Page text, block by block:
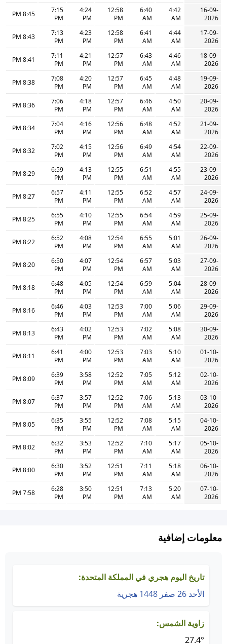
16-09-
2026
4:42
AM
6:40
AM
12:58
PM
4:24
PM
7:15
PM
8:45 PM
17-09-
2026
4:44
AM
6:41
AM
12:58
PM
4:23
PM
7:13
PM
8:43 PM
18-09-
2026
4:46
AM
6:43
AM
12:57
PM
4:21
PM
7:11
PM
8:41 PM
19-09-
2026
4:48
AM
6:45
AM
12:57
PM
4:20
PM
7:08
PM
8:38 PM
20-09-
2026
4:50
AM
6:46
AM
12:57
PM
4:18
PM
7:06
PM
8:36 PM
21-09-
2026
4:52
AM
6:48
AM
12:56
PM
4:16
PM
7:04
PM
8:34 PM
22-09-
2026
4:54
AM
6:49
AM
12:56
PM
4:15
PM
7:02
PM
8:32 PM
23-09-
2026
4:55
AM
6:51
AM
12:55
PM
4:13
PM
6:59
PM
8:29 PM
24-09-
2026
4:57
AM
6:52
AM
12:55
PM
4:11
PM
6:57
PM
8:27 PM
25-09-
2026
4:59
AM
6:54
AM
12:55
PM
4:10
PM
6:55
PM
8:25 PM
26-09-
2026
5:01
AM
6:55
AM
12:54
PM
4:08
PM
6:52
PM
8:22 PM
27-09-
2026
5:03
AM
6:57
AM
12:54
PM
4:07
PM
6:50
PM
8:20 PM
28-09-
2026
5:04
AM
6:59
AM
12:54
PM
4:05
PM
6:48
PM
8:18 PM
29-09-
2026
5:06
AM
7:00
AM
12:53
PM
4:03
PM
6:46
PM
8:16 PM
30-09-
2026
5:08
AM
7:02
AM
12:53
PM
4:02
PM
6:43
PM
8:13 PM
01-10-
2026
5:10
AM
7:03
AM
12:53
PM
4:00
PM
6:41
PM
8:11 PM
02-10-
2026
5:12
AM
7:05
AM
12:52
PM
3:58
PM
6:39
PM
8:09 PM
03-10-
2026
5:13
AM
7:06
AM
12:52
PM
3:57
PM
6:37
PM
8:07 PM
04-10-
2026
5:15
AM
7:08
AM
12:52
PM
3:55
PM
6:35
PM
8:05 PM
05-10-
2026
5:17
AM
7:10
AM
12:52
PM
3:53
PM
6:32
PM
8:02 PM
06-10-
2026
5:18
AM
7:11
AM
12:51
PM
3:52
PM
6:30
PM
8:00 PM
07-10-
2026
5:20
AM
7:13
AM
12:51
PM
3:50
PM
6:28
PM
7:58 PM
معلومات إضافية
تاريخ اليوم هجري في المملكة المتحدة:
الأحد 26 صفر 1448 هجرية
زاوية الشمس:
27.4°